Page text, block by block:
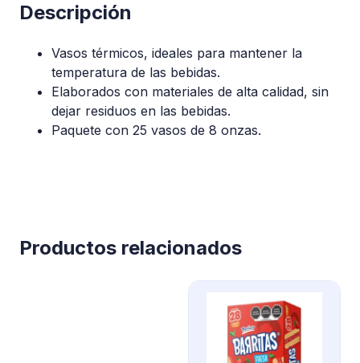
Descripción
Vasos térmicos, ideales para mantener la
temperatura de las bebidas.
Elaborados con materiales de alta calidad, sin
dejar residuos en las bebidas.
Paquete con 25 vasos de 8 onzas.
Productos relacionados